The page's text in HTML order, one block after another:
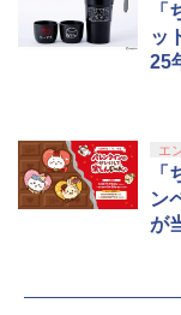
ッ
25
エ
ン
が